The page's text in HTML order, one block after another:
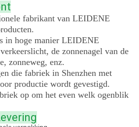
fabrikant van LEIDENE
in hoge manier LEIDENE
de zonnenagel van de
zonneweg, enz.
die fabriek in Shenzhen met
productie wordt gevestigd.
op om het even welk ogenblik